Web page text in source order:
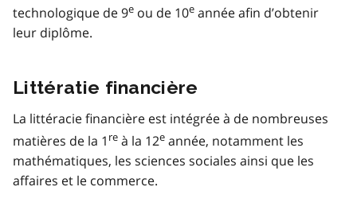
technologique de 9e ou de 10e année afin d’obtenir
leur diplôme.
Littératie financière
La littéracie financière est intégrée à de nombreuses
matières de la 1 re à la 12e année, notamment les
mathématiques, les sciences sociales ainsi que les
affaires et le commerce.